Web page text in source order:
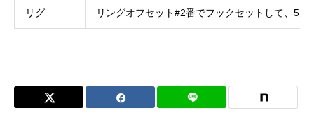
リグ リングオフセット#2番でフックセットして、5